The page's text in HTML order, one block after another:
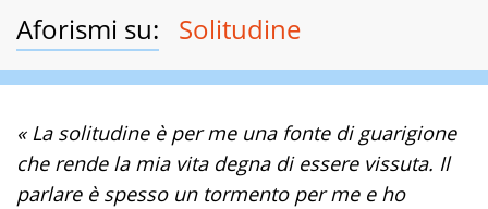
Aforismi su: Solitudine
« La solitudine è per me una fonte di guarigione
che rende la mia vita degna di essere vissuta. Il
parlare è spesso un tormento per me e ho